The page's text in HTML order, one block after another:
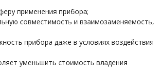
применения прибора;
совместимость и взаимозаменяемость,
прибора даже в условиях воздействия
уменьшить стоимость владения